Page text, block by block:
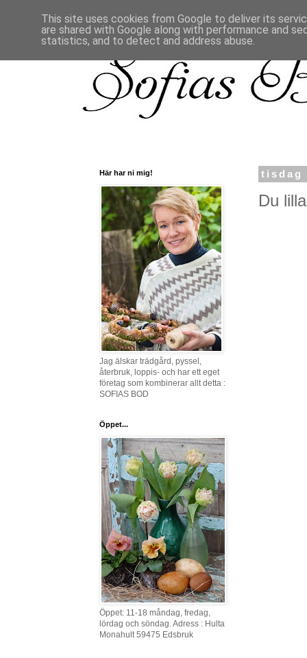
tisdag
Du
Här har ni mig!
Jag älskar trädgård, pyssel,
återbruk, loppis- och har ett eget
företag som kombinerar allt detta :
SOFIAS BOD
Öppet...
Öppet: 11-18 måndag, fredag,
lördag och söndag. Adress : Hulta
Monahult 59475 Edsbruk
This site uses cookies from Google to deliver its
are shared with Google along with performance and
statistics, and to detect and address abuse.